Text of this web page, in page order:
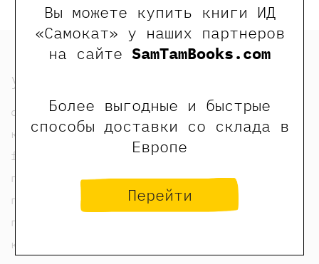
Вы можете купить книги ИД
«Самокат» у наших партнеров
на сайте SamTamBooks.com
Более выгодные и быстрые
способы доставки со склада в
Европе
Перейти
узнать
о нас
контакты
foreign rights contacts
политика конфиденциальности
публичная оферта
пользовательское соглашение
карта сайта